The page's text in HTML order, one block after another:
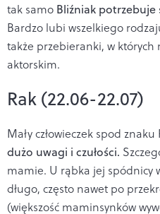
tak samo Bliźniak
Bardzo lubi wszelkiego
także przebieranki, w których
aktorskim.
Rak (22.06-22.07)
Mały człowieczek spod znaku
dużo uwagi i czułości.
mamie. U rąbka jej spódnicy
długo, często nawet po
(większość maminsynków